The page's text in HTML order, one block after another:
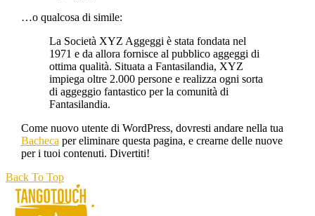
…o qualcosa di simile:
La Società XYZ Aggeggi è stata fondata nel
1971 e da allora fornisce al pubblico aggeggi di
ottima qualità. Situata a Fantasilandia, XYZ
impiega oltre 2.000 persone e realizza ogni sorta
di aggeggio fantastico per la comunità di
Fantasilandia.
Come nuovo utente di WordPress, dovresti andare nella tua
Bacheca per eliminare questa pagina, e crearne delle nuove
per i tuoi contenuti. Divertiti!
Back To Top